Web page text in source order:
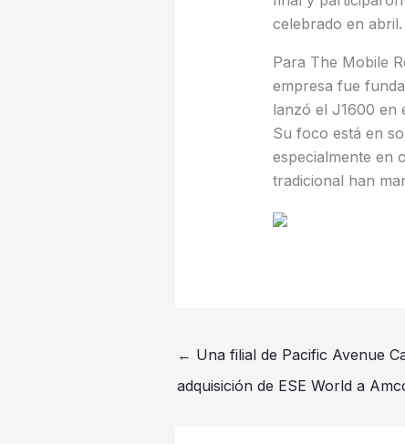
celebrado en abril.
Para The Mobile
empresa fue
lanzó el J1600 en
Su foco está en
especialmente en
tradicional han
← Una filial de Pacific Avenue
adquisición de ESE World a